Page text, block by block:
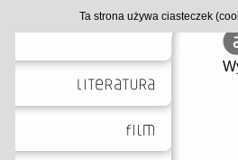
Ta strona używa ciasteczek